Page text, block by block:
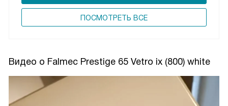
ПОCМОТРЕТЬ ВСЕ
Видео о Falmec Prestige 65 Vetro ix (800) white